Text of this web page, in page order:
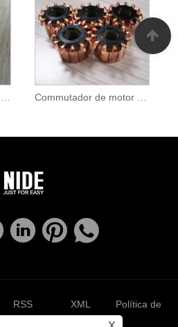
RSS XML Política de